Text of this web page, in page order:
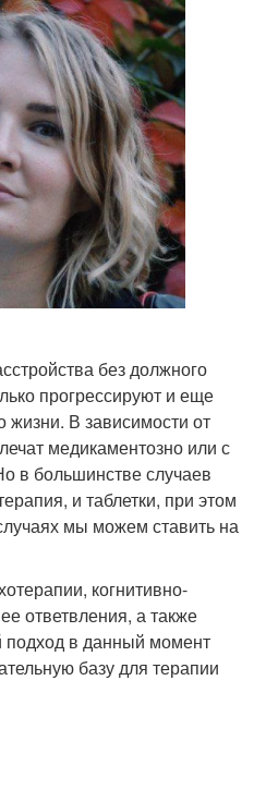
без должного
прогрессируют и еще
жизни. В зависимости от
медикаментозно или с
в большинстве случаев
и таблетки, при этом
мы можем ставить на
когнитивно-
ответвления, а также
подход в данный момент
базу для терапии